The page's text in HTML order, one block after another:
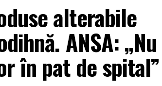
alterabile
ANSA: „Nu
în pat de spital”